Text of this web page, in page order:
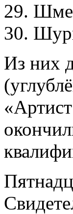
29.
30.
Из них